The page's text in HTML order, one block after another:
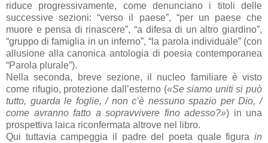
riduce progressivamente, come denunciano i titoli delle
successive sezioni: “verso il paese”, “per un paese che
muore e pensa di rinascere”, “a difesa di un altro giardino”,
“gruppo di famiglia in un inferno”, “la parola individuale” (con
allusione alla canonica antologia di poesia contemporanea
“Parola plurale”).
Nella seconda, breve sezione, il nucleo familiare è visto
come rifugio, protezione dall’esterno («Se siamo uniti si può
tutto, guarda le foglie, / non c’è nessuno spazio per Dio, /
come avranno fatto a sopravvivere fino adesso?») in una
prospettiva laica riconfermata altrove nel libro.
Qui tuttavia campeggia il padre del poeta quale figura in